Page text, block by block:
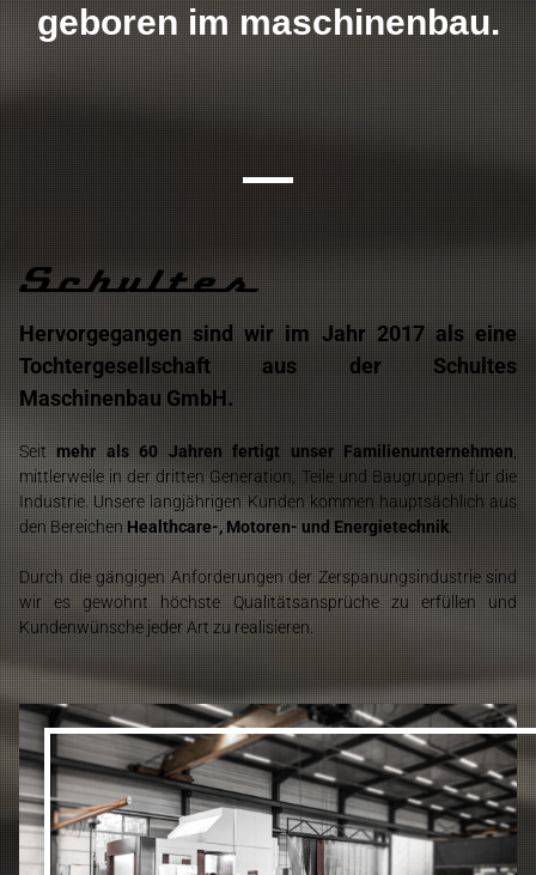
geboren im maschinenbau.
Hervorgegangen sind wir im Jahr 2017 als eine
Tochtergesellschaft aus der Schultes
Maschinenbau GmbH.
Seitmehr als 60 Jahren fertigt unser Familienunternehmen
mittlerweile in der dritten Generation, Teile und Baugruppen für die
Industrie. Unsere langjährigen Kunden kommen hauptsächlich aus
den BereichenHealthcare-, Motoren-und Energietechnik.
Durch die gängigen Anforderungen der Zerspanungsindustrie sind
wir es gewohnt höchste Qualitätsansprüche zu erfüllen und
Kundenwünsche jeder Art zu realisieren.